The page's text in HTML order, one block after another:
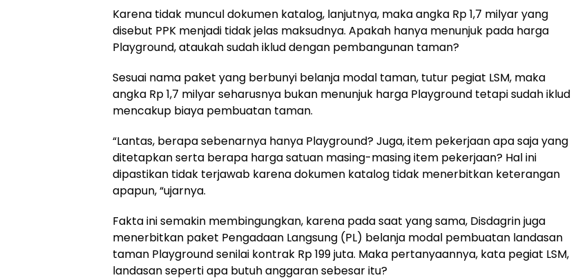
Karena tidak muncul dokumen katalog, lanjutnya, maka angka Rp 1,7 milyar yang
disebut PPK menjadi tidak jelas maksudnya. Apakah hanya menunjuk pada harga
Playground, ataukah sudah iklud dengan pembangunan taman?
Sesuai nama paket yang berbunyi belanja modal taman, tutur pegiat LSM, maka
angka Rp 1,7 milyar seharusnya bukan menunjuk harga Playground tetapi sudah iklud
mencakup biaya pembuatan taman.
“Lantas, berapa sebenarnya hanya Playground? Juga, item pekerjaan apa saja yang
ditetapkan serta berapa harga satuan masing-masing item pekerjaan? Hal ini
dipastikan tidak terjawab karena dokumen katalog tidak menerbitkan keterangan
apapun, “ujarnya.
Fakta ini semakin membingungkan, karena pada saat yang sama, Disdagrin juga
menerbitkan paket Pengadaan Langsung (PL) belanja modal pembuatan landasan
taman Playground senilai kontrak Rp 199 juta. Maka pertanyaannya, kata pegiat LSM,
landasan seperti apa butuh anggaran sebesar itu?